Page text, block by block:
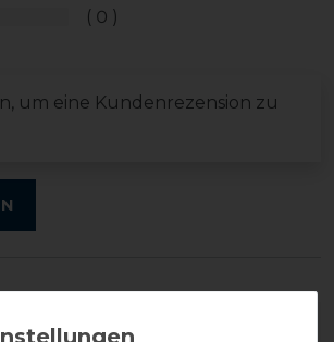
0
um eine Kundenrezension zu